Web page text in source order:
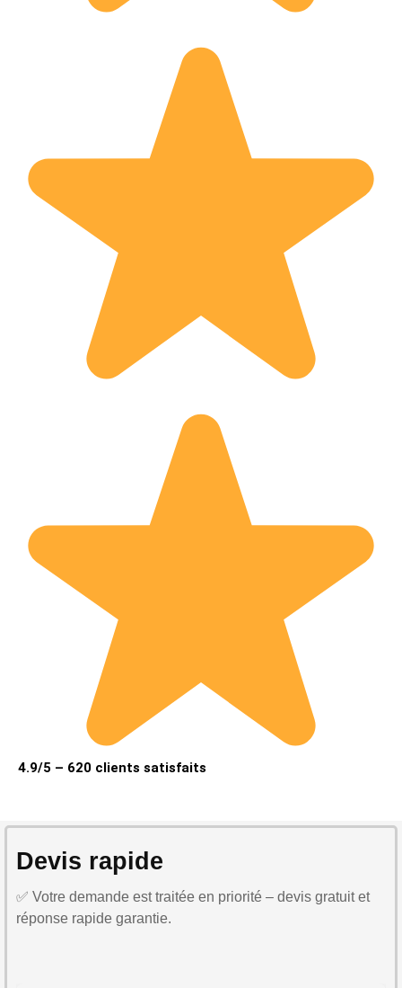
4.9/5 – 620 clients satisfaits
Devis rapide
✅ Votre demande est traitée en priorité – devis gratuit et
réponse rapide garantie.